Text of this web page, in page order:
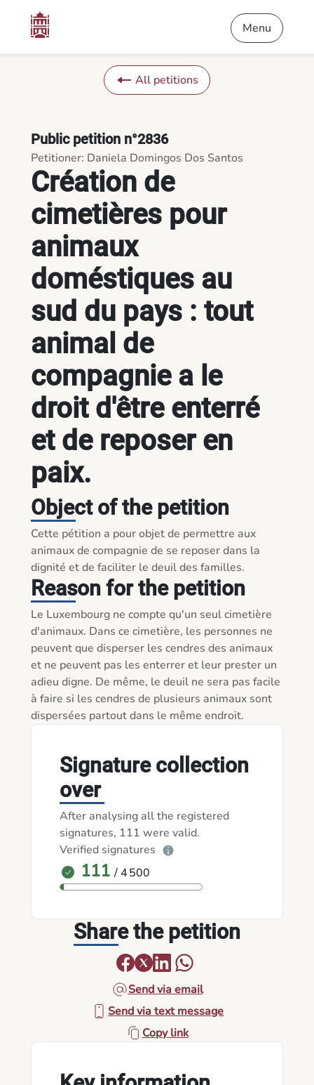
Création de cimetières pour animaux doméstiques au sud
Menu
All petitions
Création de
cimetières pour
animaux
doméstiques au
sud du pays : tout
animal de
compagnie a le
droit d'être enterré
et de reposer en
paix.
Public petition n°2836
Petitioner: Daniela Domingos Dos Santos
Object of the petition
Cette pétition a pour objet de permettre aux
animaux de compagnie de se reposer dans la
dignité et de faciliter le deuil des familles.
Reason for the petition
Le Luxembourg ne compte qu'un seul cimetière
d'animaux. Dans ce cimetière, les personnes ne
peuvent que disperser les cendres des animaux
et ne peuvent pas les enterrer et leur prester un
adieu digne. De même, le deuil ne sera pas facile
à faire si les cendres de plusieurs animaux sont
dispersées partout dans le même endroit.
Signature collection
over
After analysing all the registered
signatures, 111 were valid.
Verified signatures
111 / 4 500
Share the petition
Send via email
Send via text message
Copy link